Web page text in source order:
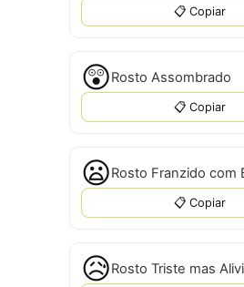
📋 Copiar
😲Rosto Assombrado
📋 Copiar
😦Rosto Franzido com
📋 Copiar
😥Rosto Triste mas